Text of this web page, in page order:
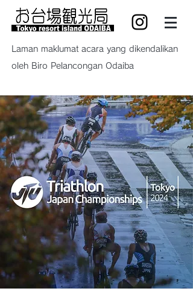
Laman maklumat acara yang dikendalikan
oleh Biro Pelancongan Odaiba